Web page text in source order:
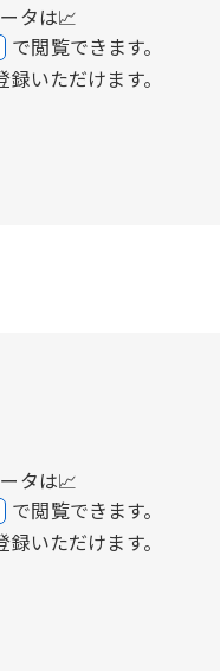
タは📈
で閲覧できます。
いただけます。
タは📈
で閲覧できます。
いただけます。